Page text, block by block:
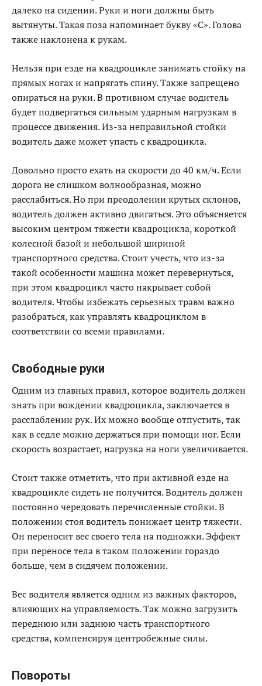
далеко на сидении. Руки и ноги должны быть
вытянуты. Такая поза напоминает букву «С». Голова
также наклонена к рукам.
Нельзя при езде на квадроцикле занимать стойку на
прямых ногах и напрягать спину. Также запрещено
опираться на руки. В противном случае водитель
будет подвергаться сильным ударным нагрузкам в
процессе движения. Из-за неправильной стойки
водитель даже может упасть с квадроцикла.
Довольно просто ехать на скорости до 40 км/ч. Если
дорога не слишком волнообразная, можно
расслабиться. Но при преодолении крутых склонов,
водитель должен активно двигаться. Это объясняется
высоким центром тяжести квадроцикла, короткой
колесной базой и небольшой шириной
транспортного средства. Стоит учесть, что из-за
такой особенности машина может перевернуться,
при этом квадроцикл часто накрывает собой
водителя. Чтобы избежать серьезных травм важно
разобраться, как управлять квадроциклом в
соответствии со всеми правилами.
Свободные руки
Одним из главных правил, которое водитель должен
знать при вождении квадроцикла, заключается в
расслаблении рук. Их можно вообще отпустить, так
как в седле можно держаться при помощи ног. Если
скорость возрастает, нагрузка на ноги увеличивается.
Стоит также отметить, что при активной езде на
квадроцикле сидеть не получится. Водитель должен
постоянно чередовать перечисленные стойки. В
положении стоя водитель понижает центр тяжести.
Он переносит вес своего тела на подножки. Эффект
при переносе тела в таком положении гораздо
больше, чем в сидячем положении.
Вес водителя является одним из важных факторов,
влияющих на управляемость. Так можно загрузить
переднюю или заднюю часть транспортного
средства, компенсируя центробежные силы.
Повороты